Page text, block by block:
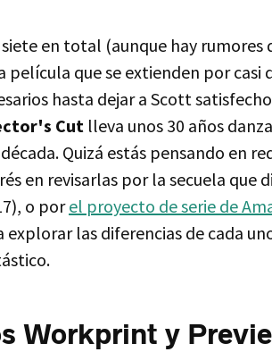
en total (aunque hay rumores
película que se extienden por casi
hasta dejar a Scott
Cut lleva unos 30 años
Quizá estás pensando en
en revisarlas por la secuela que
o porel proyecto de serie de
explorar las diferencias de cada
Workprint y